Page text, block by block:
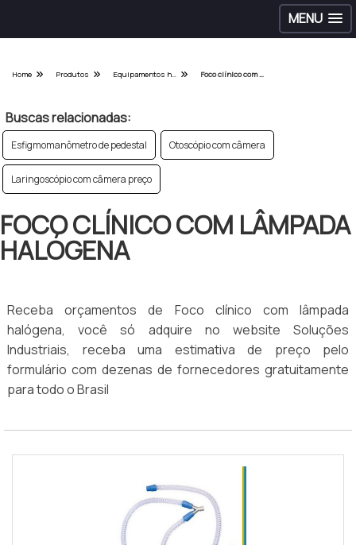
MENU
Home Produtos Equipamentos hospitalares - Categoria Foco clínico com lâmpada halógena
Buscas relacionadas:
Esfigmomanômetro de pedestal Otoscópio com câmera
Laringoscópio com câmera preço
FOCO CLÍNICO COM LÂMPADA
HALÓGENA
Receba orçamentos de Foco clínico com lâmpada
halógena, você só adquire no website Soluções
Industriais, receba uma estimativa de preço pelo
formulário com dezenas de fornecedores gratuitamente
para todo o Brasil